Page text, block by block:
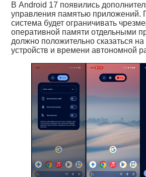
В Android 17 появились
управления памятью приложений.
система будет ограничивать
оперативной памяти отдельными
должно положительно сказаться
устройств и времени автономной